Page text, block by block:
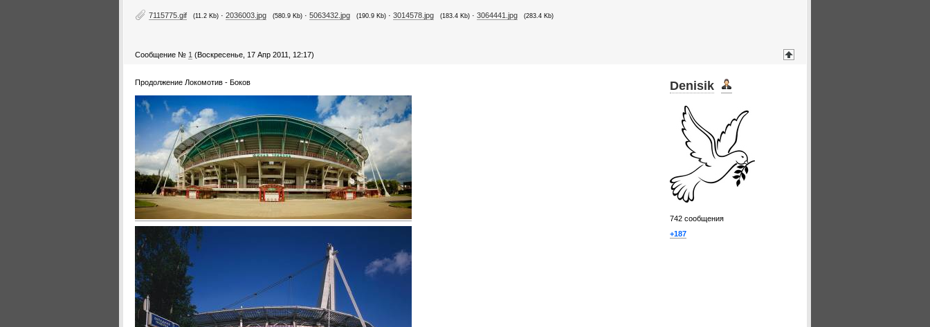
7115775.gif (11.2 Kb) · 2036003.jpg (580.9 Kb) · 5063432.jpg (190.9 Kb) · 3014578.jpg (183.4 Kb) · 3064441.jpg (283.4 Kb)
Сообщение № 1 (Воскресенье, 17 Апр 2011, 12:17)
Продолжение Локомотив - Боков Denisik
742 сообщения
+187